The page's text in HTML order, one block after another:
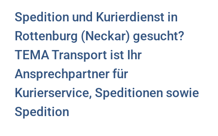
Spedition und Kurierdienst in
Rottenburg (Neckar) gesucht?
TEMA Transport ist Ihr
Ansprechpartner für
Kurierservice, Speditionen sowie
Spedition